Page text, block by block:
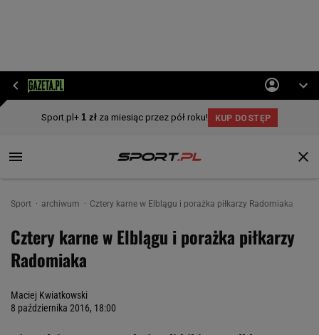
Sport archiwum Cztery karne w Elblągu i porażka piłkarzy Radomiaka
Cztery karne w Elblągu i porażka piłkarzy
Radomiaka
Maciej Kwiatkowski
8 października 2016, 18:00